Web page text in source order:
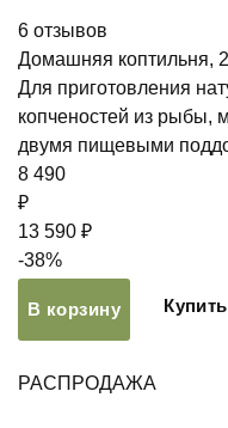
6 отзывов
Домашняя коптильня,
Для приготовления
копченостей из рыбы,
двумя пищевыми
8 490
₽
13 590 ₽
-38%
В корзину
РАСПРОДАЖА